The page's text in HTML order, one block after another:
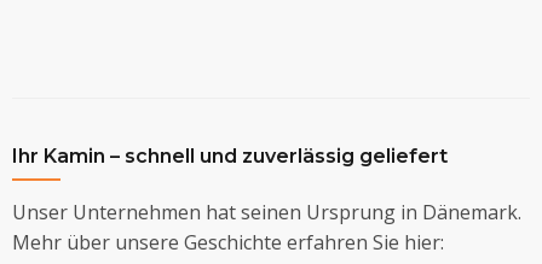
Ihr Kamin – schnell und zuverlässig geliefert
Unser Unternehmen hat seinen Ursprung in Dänemark.
Mehr über unsere Geschichte erfahren Sie hier: